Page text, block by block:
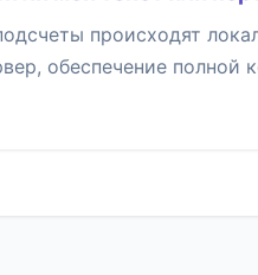
происходят
обеспечение полной